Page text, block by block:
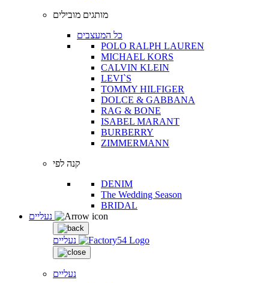
מותגים מובילים
כל המעצבים
POLO RALPH LAUREN
MICHAEL KORS
CALVIN KLEIN
LEVI`S
TOMMY HILFIGER
DOLCE & GABBANA
RAG & BONE
ISABEL MARANT
BURBERRY
ZIMMERMANN
קנה לפי
DENIM
The Wedding Season
BRIDAL
נעליים
נעליים